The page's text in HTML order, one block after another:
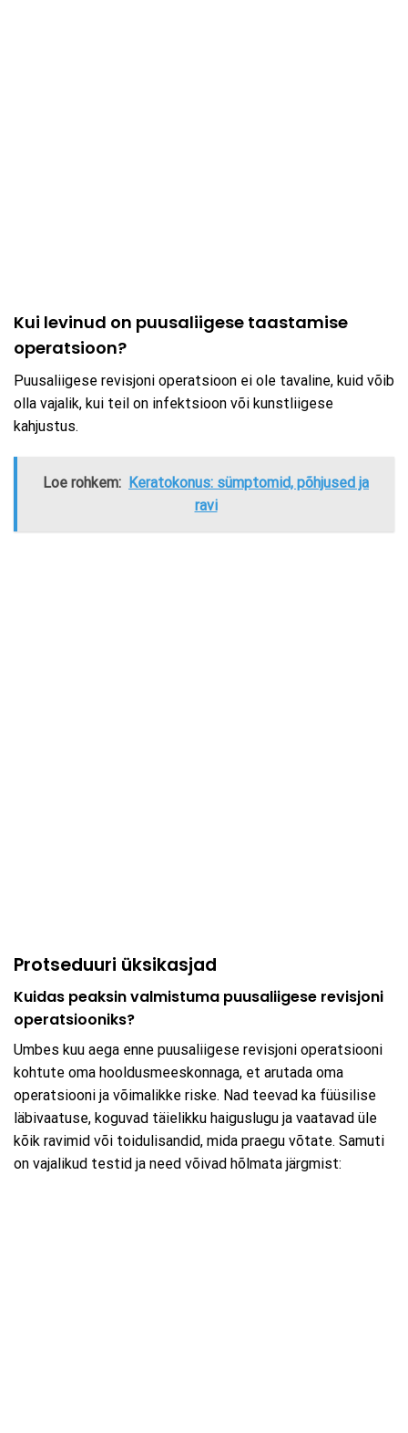
Kui levinud on puusaliigese taastamise
operatsioon?
Puusaliigese revisjoni operatsioon ei ole tavaline, kuid võib
olla vajalik, kui teil on infektsioon või kunstliigese
kahjustus.
Loe rohkem: Keratokonus: sümptomid, põhjused ja
ravi
Protseduuri üksikasjad
Kuidas peaksin valmistuma puusaliigese revisjoni
operatsiooniks?
Umbes kuu aega enne puusaliigese revisjoni operatsiooni
kohtute oma hooldusmeeskonnaga, et arutada oma
operatsiooni ja võimalikke riske. Nad teevad ka füüsilise
läbivaatuse, koguvad täielikku haiguslugu ja vaatavad üle
kõik ravimid või toidulisandid, mida praegu võtate. Samuti
on vajalikud testid ja need võivad hõlmata järgmist: